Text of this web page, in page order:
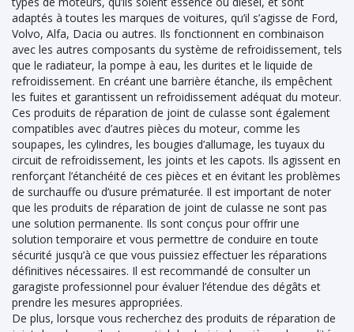
adaptés à toutes les marques de voitures, qu’il s’agisse de Ford,
Volvo, Alfa, Dacia ou autres. Ils fonctionnent en combinaison
avec les autres composants du système de refroidissement, tels
que le radiateur, la pompe à eau, les durites et le liquide de
refroidissement. En créant une barrière étanche, ils empêchent
les fuites et garantissent un refroidissement adéquat du moteur.
Ces produits de réparation de joint de culasse sont également
compatibles avec d’autres pièces du moteur, comme les
soupapes, les cylindres, les bougies d’allumage, les tuyaux du
circuit de refroidissement, les joints et les capots. Ils agissent en
renforçant l’étanchéité de ces pièces et en évitant les problèmes
de surchauffe ou d’usure prématurée. Il est important de noter
que les produits de réparation de joint de culasse ne sont pas
une solution permanente. Ils sont conçus pour offrir une
solution temporaire et vous permettre de conduire en toute
sécurité jusqu’à ce que vous puissiez effectuer les réparations
définitives nécessaires. Il est recommandé de consulter un
garagiste professionnel pour évaluer l’étendue des dégâts et
prendre les mesures appropriées.
De plus, lorsque vous recherchez des produits de réparation de